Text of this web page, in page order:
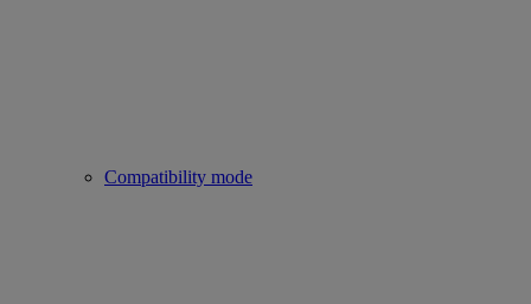
Compatibility mode